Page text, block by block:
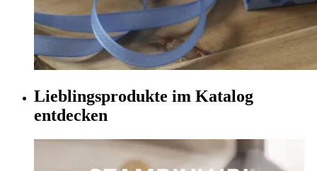
Lieblingsprodukte im Katalog
entdecken